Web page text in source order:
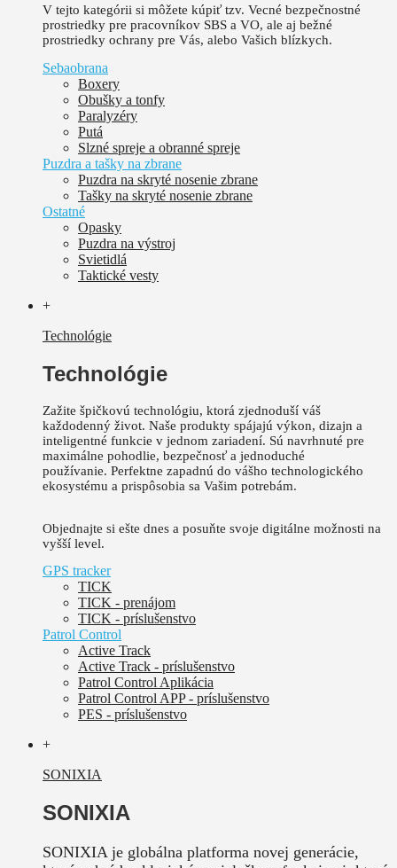
V tejto kategórii si môžete kúpiť tzv. Vecné bezpečnostné
prostriedky pre pracovníkov SBS a VO, ale aj bežné
prostriedky ochrany pre Vás, alebo Vašich blízkych.
Sebaobrana
Boxery
Obušky a tonfy
Paralyzéry
Putá
Slzné spreje a obranné spreje
Puzdra a tašky na zbrane
Puzdra na skryté nosenie zbrane
Tašky na skryté nosenie zbrane
Ostatné
Opasky
Puzdra na výstroj
Svietidlá
Taktické vesty
+
Technológie
Technológie
Zažite špičkovú technológiu, ktorá zjednoduší váš
každodenný život. Naše produkty spájajú výkon, dizajn a
inteligentné funkcie v jednom zariadení. Sú navrhnuté pre
maximálne pohodlie, bezpečnosť a jednoduché
používanie. Perfektne zapadnú do vášho technologického
ekosystému a prispôsobia sa Vašim potrebám.
Objednajte si ešte dnes a posuňte svoje digitálne možnosti na
vyšší level.
GPS tracker
TICK
TICK - prenájom
TICK - príslušenstvo
Patrol Control
Active Track
Active Track - príslušenstvo
Patrol Control Aplikácia
Patrol Control APP - príslušenstvo
PES - príslušenstvo
+
SONIXIA
SONIXIA
SONIXIA je globálna platforma novej generácie,